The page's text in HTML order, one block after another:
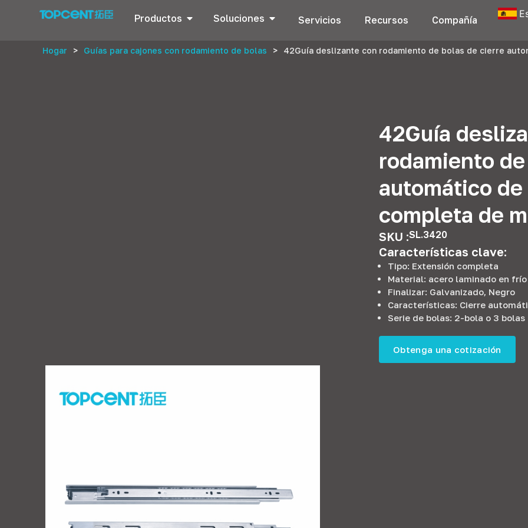
Productos Soluciones Servicios Recursos Compañía
Hogar > Guías para cajones con rodamiento de bolas > 42Guía deslizante con rodamiento de bolas de cierre
42Guía
rodamiento
automático
completa de
SKU :SL.3420
Características clave:
Tipo: Extensión completa
Material: acero laminado en frío
Finalizar: Galvanizado, Negro
Características: Cierre
Serie de bolas: 2-bola o 3 bolas
Obtenga una cotización